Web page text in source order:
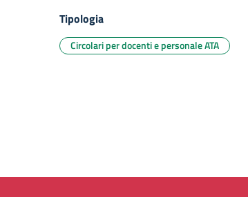
Tipologia
Circolari per docenti e personale ATA